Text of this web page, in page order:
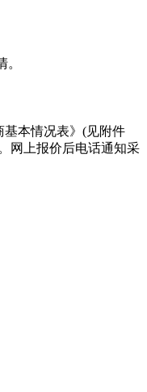
本情况表》(见附件
网上报价后电话通知采